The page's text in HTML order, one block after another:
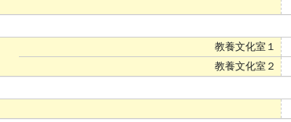
教養文化室１
教養文化室２